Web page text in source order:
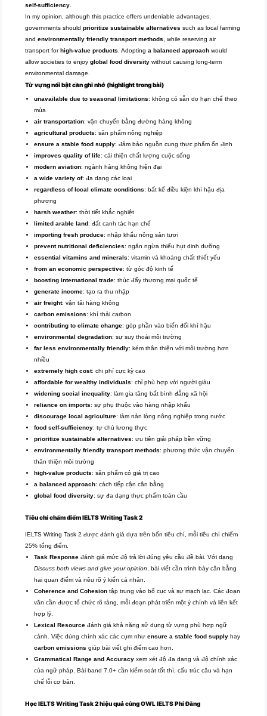
self-sufficiency
In my opinion, although this practice offers undeniable advantages,
governments shouldprioritize sustainable alternatives such as local farming
andenvironmentally friendly transport methods
, while reserving air
transport forhigh-value products . Adoptinga balanced approach would
allow societies to enjoyglobal food diversity without causing long-term
environmental damage.
Từ vựng nổi bật cần ghi nhớ (highlight trong bài)
unavailable due to seasonal limitations: không có sẵn do hạn chế theo
mùa
air transportation: vận chuyển bằng đường hàng không
agricultural products: sản phẩm nông nghiệp
ensure a stable food supply: đảm bảo nguồn cung thực phẩm ổn định
improves quality of life: cải thiện chất lượng cuộc sống
modern aviation: ngành hàng không hiện đại
a wide variety of: đa dạng các loại
regardless of local climate conditions: bất kể điều kiện khí hậu địa
phương
harsh weather: thời tiết khắc nghiệt
limited arable land: đất canh tác hạn chế
importing fresh produce: nhập khẩu nông sản tươi
prevent nutritional deficiencies: ngăn ngừa thiếu hụt dinh dưỡng
essential vitamins and minerals: vitamin và khoáng chất thiết yếu
from an economic perspective: từ góc độ kinh tế
boosting international trade: thúc đẩy thương mại quốc tế
generate income: tạo ra thu nhập
air freight: vận tải hàng không
carbon emissions: khí thải carbon
contributing to climate change: góp phần vào biến đổi khí hậu
environmental degradation: sự suy thoái môi trường
far less environmentally friendly: kém thân thiện với môi trường hơn
nhiều
extremely high cost: chi phí cực kỳ cao
affordable for wealthy individuals: chỉ phù hợp với người giàu
widening social inequality: làm gia tăng bất bình đẳng xã hội
reliance on imports: sự phụ thuộc vào hàng nhập khẩu
discourage local agriculture: làm nản lòng nông nghiệp trong nước
food self-sufficiency: tự chủ lương thực
prioritize sustainable alternatives: ưu tiên giải pháp bền vững
environmentally friendly transport methods: phương thức vận chuyển
thân thiện môi trường
high-value products: sản phẩm có giá trị cao
a balanced approach: cách tiếp cận cân bằng
global food diversity: sự đa dạng thực phẩm toàn cầu
Tiêu chí chấm điểm IELTS Writing Task 2
IELTS Writing Task 2 được đánh giá dựa trên bốn tiêu chí, mỗi tiêu chí chiếm
25% tổng điểm.
Task Response đánh giá mức độ trả lời đúng yêu cầu đề bài. Với dạng
Discuss both views and give your opinion
, bài viết cần trình bày cân bằng
hai quan điểm và nêu rõ ý kiến cá nhân.
Coherence and Cohesion tập trung vào bố cục và sự mạch lạc. Các đoạn
văn cần được tổ chức rõ ràng, mỗi đoạn phát triển một ý chính và liên kết
hợp lý.
Lexical Resource đánh giá khả năng sử dụng từ vựng phù hợp ngữ
cảnh. Việc dùng chính xác các cụm nhưensure a stable food supply hay
carbon emissions giúp bài viết ghi điểm cao hơn.
Grammatical Range and Accuracy xem xét độ đa dạng và độ chính xác
của ngữ pháp. Bài band 7.0+ cần kiểm soát tốt thì, cấu trúc câu và hạn
chế lỗi cơ bản.
Học IELTS Writing Task 2 hiệu quả cùng OWLIELTSPhi Đằng